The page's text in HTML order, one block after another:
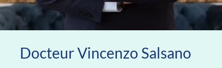
Docteur Vincenzo Salsano